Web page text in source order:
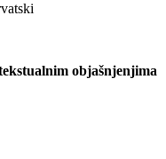
objašnjenjima